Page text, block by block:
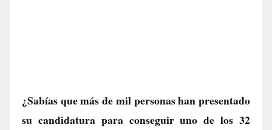
¿Sabías que más de mil personas han presentado
su candidatura para conseguir uno de los 32